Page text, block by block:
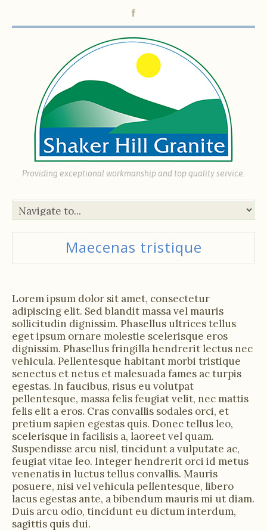
Providing exceptional workmanship and top quality service.
Maecenas tristique
Lorem ipsum dolor sit amet, consectetur
adipiscing elit. Sed blandit massa vel mauris
sollicitudin dignissim. Phasellus ultrices tellus
eget ipsum ornare molestie scelerisque eros
dignissim. Phasellus fringilla hendrerit lectus nec
vehicula. Pellentesque habitant morbi tristique
senectus et netus et malesuada fames ac turpis
egestas. In faucibus, risus eu volutpat
pellentesque, massa felis feugiat velit, nec mattis
felis elit a eros. Cras convallis sodales orci, et
pretium sapien egestas quis. Donec tellus leo,
scelerisque in facilisis a, laoreet vel quam.
Suspendisse arcu nisl, tincidunt a vulputate ac,
feugiat vitae leo. Integer hendrerit orci id metus
venenatis in luctus tellus convallis. Mauris
posuere, nisi vel vehicula pellentesque, libero
lacus egestas ante, a bibendum mauris mi ut diam.
Duis arcu odio, tincidunt eu dictum interdum,
sagittis quis dui.